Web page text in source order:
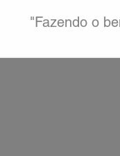
"Fazendo o